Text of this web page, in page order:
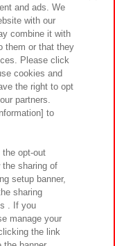
サイトポリシー
ティ方針と検証結果
質問・お問い合わせ
and ads. We
with our
combine it with
them or that they
Please click
cookies and
the right to opt
partners.
to
the opt-out
sharing of
setup banner,
sharing
. If you
manage your
the link